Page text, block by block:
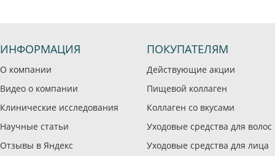
ИНФОРМАЦИЯ
О компании
Видео о компании
Клинические исследования
Научные статьи
Отзывы в Яндекс
ПОКУПАТЕЛЯМ
Действующие акции
Пищевой коллаген
Коллаген со вкусами
Уходовые средства для волос
Уходовые средства для лица